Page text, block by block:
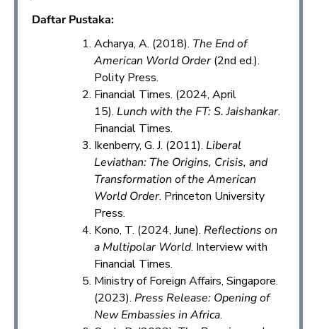
Daftar Pustaka:
Acharya, A. (2018). The End of
American World Order (2nd ed.).
Polity Press.
Financial Times. (2024, April
15). Lunch with the FT: S. Jaishankar.
Financial Times.
Ikenberry, G. J. (2011). Liberal
Leviathan: The Origins, Crisis, and
Transformation of the American
World Order. Princeton University
Press.
Kono, T. (2024, June). Reflections on
a Multipolar World. Interview with
Financial Times.
Ministry of Foreign Affairs, Singapore.
(2023). Press Release: Opening of
New Embassies in Africa.